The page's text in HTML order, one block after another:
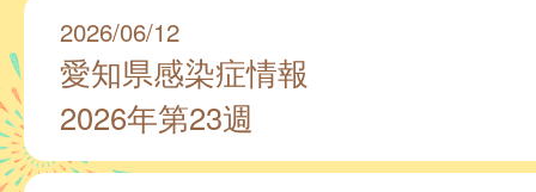
2026/06/12
愛知県感染症情報
2026年第23週